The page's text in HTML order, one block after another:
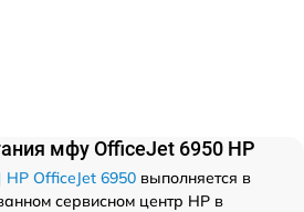
мфу OfficeJet 6950 HP
HP OfficeJet 6950 выполняется в
сервисном центр HP в